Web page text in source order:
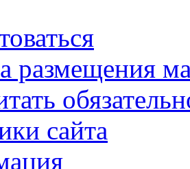
размещения
сайта